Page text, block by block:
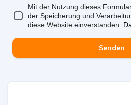
Mit der Nutzung dieses
der Speicherung und
diese Website einverstanden.
Senden